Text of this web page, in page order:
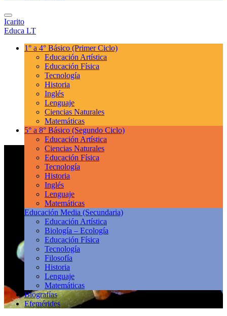
Icarito
Educa LT
1° a 4° Básico (Primer Ciclo)
Educación Artística
Educación Física
Tecnología
Historia
Inglés
Lenguaje
Ciencias Naturales
Matemáticas
5° a 8° Básico (Segundo Ciclo)
Educación Artística
Ciencias Naturales
Educación Física
Tecnología
Historia
Inglés
Lenguaje
Matemáticas
Educación Media (Secundaria)
Educación Artística
Biología – Ecología
Educación Física
Tecnología
Filosofía
Historia
Lenguaje
Matemáticas
Biografías
Efemérides